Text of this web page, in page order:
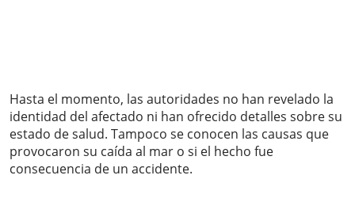
Hasta el momento, las autoridades no han revelado la
identidad del afectado ni han ofrecido detalles sobre su
estado de salud. Tampoco se conocen las causas que
provocaron su caída al mar o si el hecho fue
consecuencia de un accidente.